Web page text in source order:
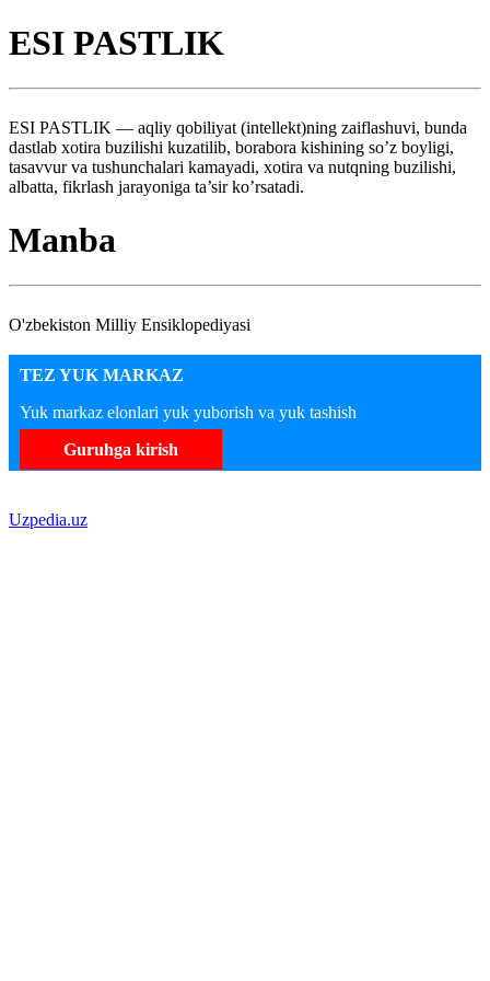
ESI PASTLIK
ESI PASTLIK — aqliy qobiliyat (intellekt)ning zaiflashuvi, bunda
dastlab xotira buzilishi kuzatilib, borabora kishining so’z boyligi,
tasavvur va tushunchalari kamayadi, xotira va nutqning buzilishi,
albatta, fikrlash jarayoniga ta’sir ko’rsatadi.
Manba
O'zbekiston Milliy Ensiklopediyasi
TEZ YUK MARKAZ
Yuk markaz elonlari yuk yuborish va yuk tashish
Guruhga kirish
Uzpedia.uz